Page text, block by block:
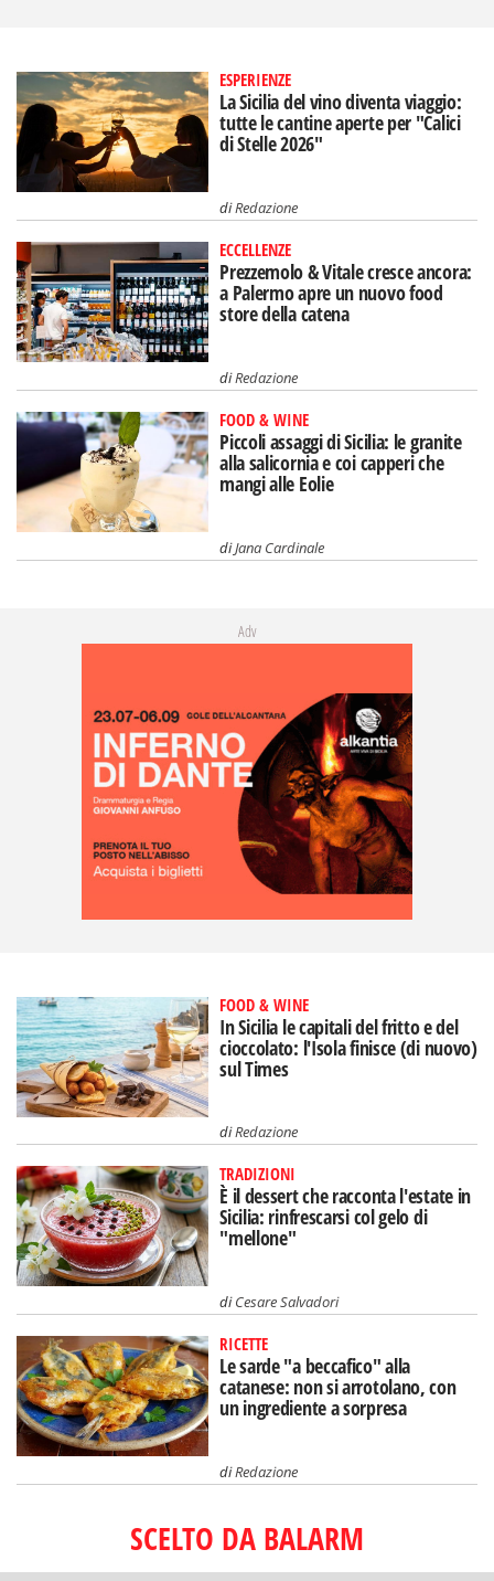
ESPERIENZE
La Sicilia del vino diventa viaggio:
tutte le cantine aperte per "Calici
di Stelle 2026"
diRedazione
ECCELLENZE
Prezzemolo & Vitale cresce ancora:
a Palermo apre un nuovo food
store della catena
diRedazione
FOOD & WINE
Piccoli assaggi di Sicilia: le granite
alla salicornia e coi capperi che
mangi alle Eolie
diJana Cardinale
Adv
FOOD & WINE
In Sicilia le capitali del fritto e del
cioccolato: l'Isola finisce (di nuovo)
sul Times
diRedazione
TRADIZIONI
È il dessert che racconta l'estate in
Sicilia: rinfrescarsi col gelo di
"mellone"
diCesare Salvadori
RICETTE
Le sarde "a beccafico" alla
catanese: non si arrotolano, con
un ingrediente a sorpresa
diRedazione
SCELTO DA BALARM